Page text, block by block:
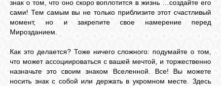
знак о том, что оно скоро воплотится в жизнь …создайте его
сами! Тем самым вы не только приблизите этот счастливый
момент, но и закрепите свое намерение перед
Мирозданием.
Как это делается? Тоже ничего сложного: подумайте о том,
что может ассоциироваться с вашей мечтой, и торжественно
назначьте это своим знаком Вселенной. Все! Вы можете
носить знак с собой или держать в укромном месте. Здесь